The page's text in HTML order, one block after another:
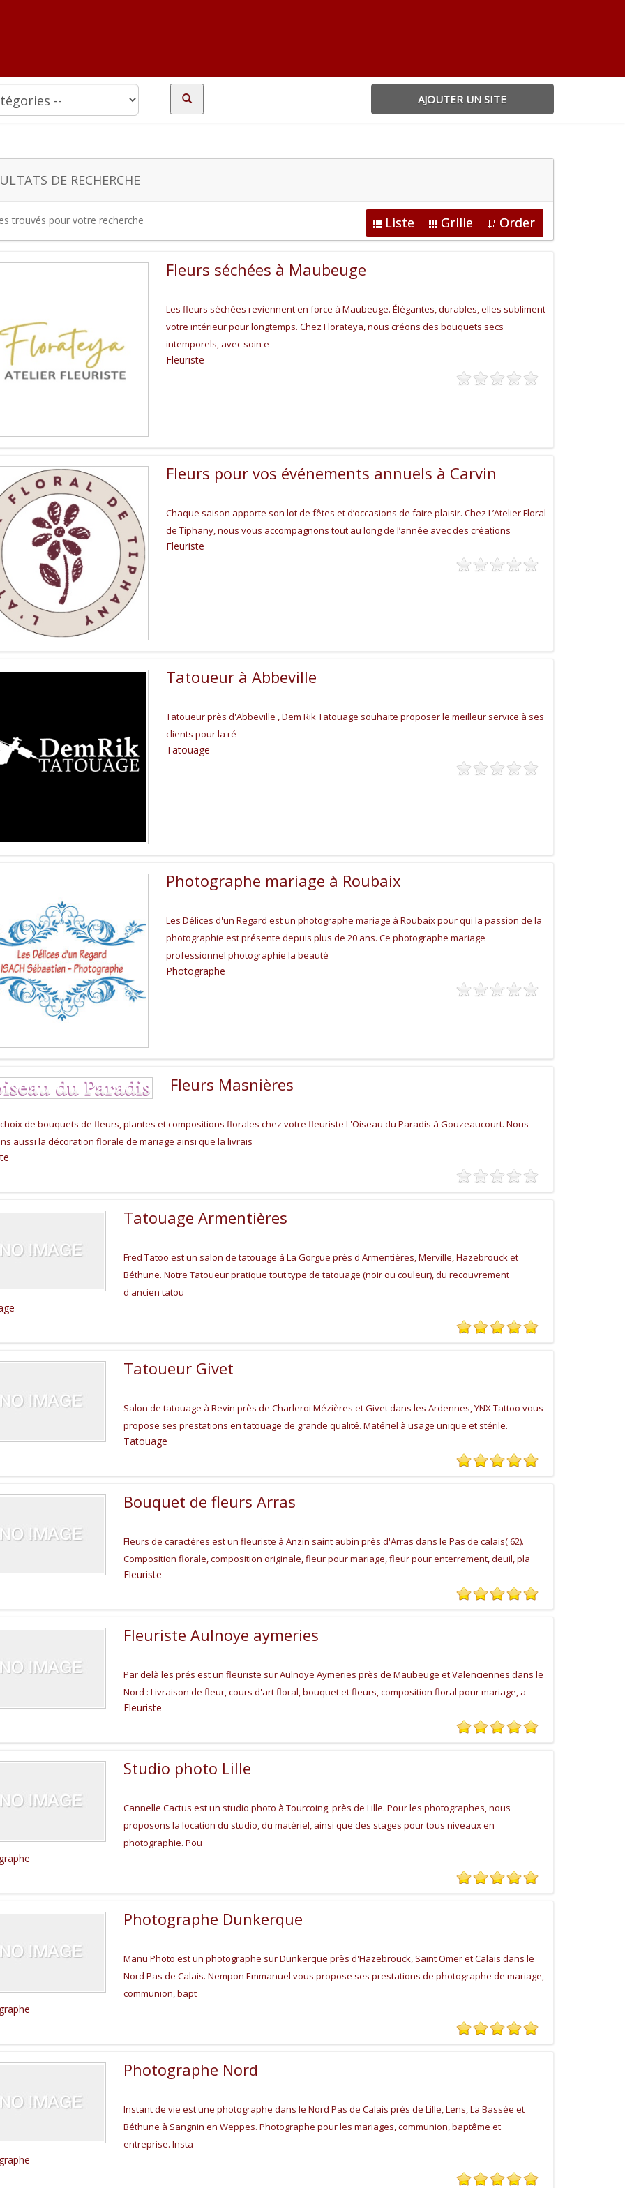
AJOUTER UN SITE
DE RECHERCHE
trouvés pour votre recherche Liste Grille Order
Fleurs séchées à Maubeuge
Les fleurs séchées reviennent en force à Maubeuge. Élégantes, durables, elles subliment
votre intérieur pour longtemps. Chez Florateya, nous créons des bouquets secs
intemporels, avec soin e
Fleuriste
Fleurs pour vos événements annuels à Carvin
Chaque saison apporte son lot de fêtes et d’occasions de faire plaisir. Chez L’Atelier Floral
de Tiphany, nous vous accompagnons tout au long de l’année avec des créations
Fleuriste
Tatoueur à Abbeville
Tatoueur près d'Abbeville , Dem Rik Tatouage souhaite proposer le meilleur service à ses
clients pour la ré
Tatouage
Photographe mariage à Roubaix
Les Délices d'un Regard est un photographe mariage à Roubaix pour qui la passion de la
photographie est présente depuis plus de 20 ans. Ce photographe mariage
professionnel photographie la beauté
Photographe
Fleurs Masnières
de bouquets de fleurs, plantes et compositions florales chez votre fleuriste L'Oiseau du Paradis à Gouzeaucourt. Nous
aussi la décoration florale de mariage ainsi que la livrais
Tatouage Armentières
Fred Tatoo est un salon de tatouage à La Gorgue près d'Armentières, Merville, Hazebrouck et
Béthune. Notre Tatoueur pratique tout type de tatouage (noir ou couleur), du recouvrement
d'ancien tatou
Tatoueur Givet
Salon de tatouage à Revin près de Charleroi Mézières et Givet dans les Ardennes, YNX Tattoo vous
propose ses prestations en tatouage de grande qualité. Matériel à usage unique et stérile.
Tatouage
Bouquet de fleurs Arras
Fleurs de caractères est un fleuriste à Anzin saint aubin près d'Arras dans le Pas de calais( 62).
Composition florale, composition originale, fleur pour mariage, fleur pour enterrement, deuil, pla
Fleuriste
Fleuriste Aulnoye aymeries
Par delà les prés est un fleuriste sur Aulnoye Aymeries près de Maubeuge et Valenciennes dans le
Nord : Livraison de fleur, cours d'art floral, bouquet et fleurs, composition floral pour mariage, a
Fleuriste
Studio photo Lille
Cannelle Cactus est un studio photo à Tourcoing, près de Lille. Pour les photographes, nous
proposons la location du studio, du matériel, ainsi que des stages pour tous niveaux en
photographie. Pou
Photographe Dunkerque
Manu Photo est un photographe sur Dunkerque près d'Hazebrouck, Saint Omer et Calais dans le
Nord Pas de Calais. Nempon Emmanuel vous propose ses prestations de photographe de mariage,
communion, bapt
Photographe Nord
Instant de vie est une photographe dans le Nord Pas de Calais près de Lille, Lens, La Bassée et
Béthune à Sangnin en Weppes. Photographe pour les mariages, communion, baptême et
entreprise. Insta